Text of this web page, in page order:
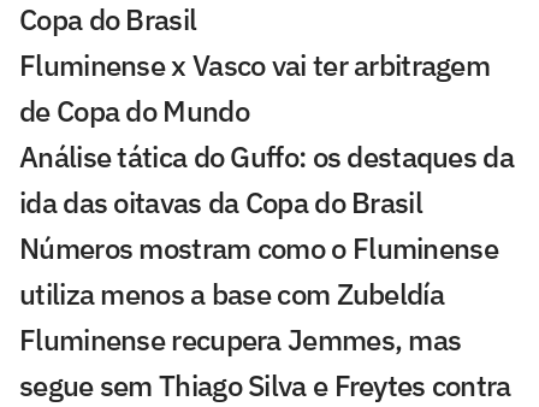
Copa do Brasil
Fluminense x Vasco vai ter arbitragem
de Copa do Mundo
Análise tática do Guffo: os destaques da
ida das oitavas da Copa do Brasil
Números mostram como o Fluminense
utiliza menos a base com Zubeldía
Fluminense recupera Jemmes, mas
segue sem Thiago Silva e Freytes contra